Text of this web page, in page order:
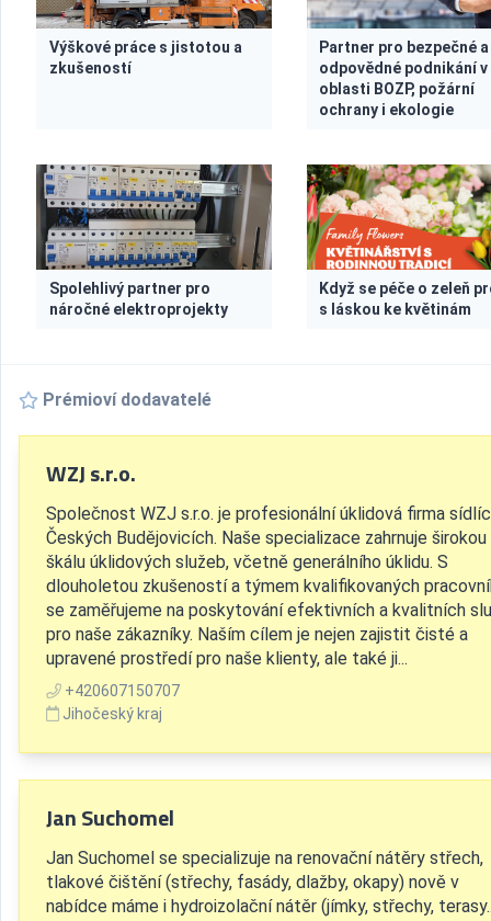
Výškové práce s jistotou a
zkušeností
Partner pro bezpečné a
odpovědné podnikání v
oblasti BOZP, požární
ochrany i ekologie
Spolehlivý partner pro
náročné elektroprojekty
Když se péče o zeleň
s láskou ke květinám
Prémioví dodavatelé
WZJ s.r.o.
Společnost WZJ s.r.o. je profesionální úklidová firma
Českých Budějovicích. Naše specializace zahrnuje širokou
škálu úklidových služeb, včetně generálního úklidu. S
dlouholetou zkušeností a týmem kvalifikovaných
se zaměřujeme na poskytování efektivních a kvalitních
pro naše zákazníky. Naším cílem je nejen zajistit čisté a
upravené prostředí pro naše klienty, ale také ji...
+420607150707
Jihočeský kraj
Jan Suchomel
Jan Suchomel se specializuje na renovační nátěry střech,
tlakové čištění (střechy, fasády, dlažby, okapy) nově v
nabídce máme i hydroizolační nátěr (jímky, střechy,